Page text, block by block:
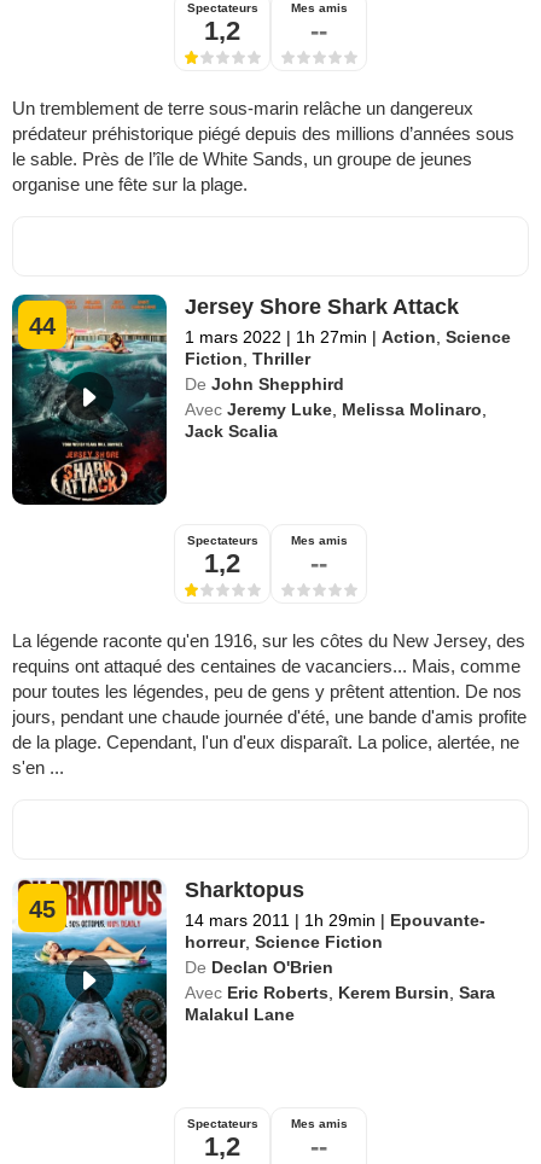
Spectateurs
1,2
Mes amis
--
Un tremblement de terre sous-marin relâche un dangereux
prédateur préhistorique piégé depuis des millions d’années sous
le sable. Près de l’île de White Sands, un groupe de jeunes
organise une fête sur la plage.
44
Jersey Shore Shark Attack
1 mars 2022 | 1h 27min | Action ,Science
Fiction ,Thriller
De John Shepphird
Avec Jeremy Luke Melissa Molinaro
Jack Scalia
Spectateurs
1,2
Mes amis
--
La légende raconte qu'en 1916, sur les côtes du New Jersey, des
requins ont attaqué des centaines de vacanciers... Mais, comme
pour toutes les légendes, peu de gens y prêtent attention. De nos
jours, pendant une chaude journée d'été, une bande d'amis profite
de la plage. Cependant, l'un d'eux disparaît. La police, alertée, ne
s'en ...
45
Sharktopus
14 mars 2011 | 1h 29min | Epouvante-
horreur,Science Fiction
De Declan O'Brien
Avec Eric Roberts Kerem Bursin ,Sara
Malakul Lane
Spectateurs
1,2
Mes amis
--